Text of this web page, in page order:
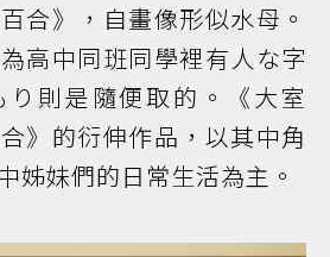
合》，自畫像形似水母。
高中同班同學裡有人な字
則是隨便取的。《大室
》的衍伸作品，以其中角
姊妹們的日常生活為主。